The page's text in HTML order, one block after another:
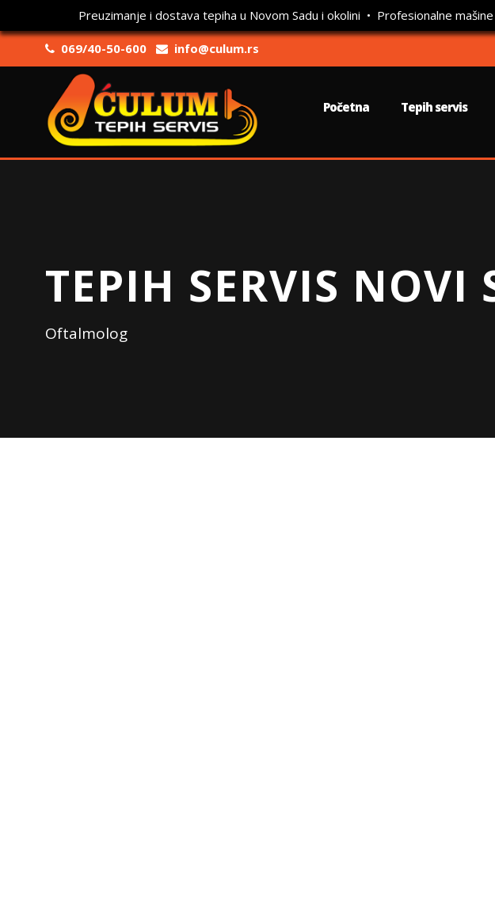
Preuzimanje i dostava tepiha u Novom Sadu i okolini • Profesionalne
069/40-50-600 info@culum.rs
Početna Tepih servis
TEPIH SERVIS NOVI
Oftalmolog